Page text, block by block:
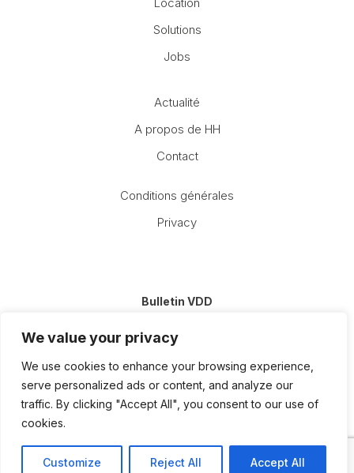
We value your privacy
We use cookies to enhance your browsing experience,
serve personalized ads or content, and analyze our
traffic. By clicking "Accept All", you consent to our use of
cookies.
Customize Reject All Accept All
Solutions
Jobs
Actualité
A propos de HH
Contact
Conditions générales
Privacy
Bulletin VDD
mail